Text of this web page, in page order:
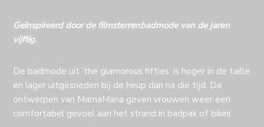
Geïnspireerd door de filmsterrenbadmode van de jaren
vijftig.
De badmode uit ‘the glamorous fifties’ is hoger in de taille
en lager uitgesneden bij de heup dan na die tijd. De
ontwerpen van MamaMaria geven vrouwen weer een
comfortabel gevoel aan het strand in badpak of bikini.